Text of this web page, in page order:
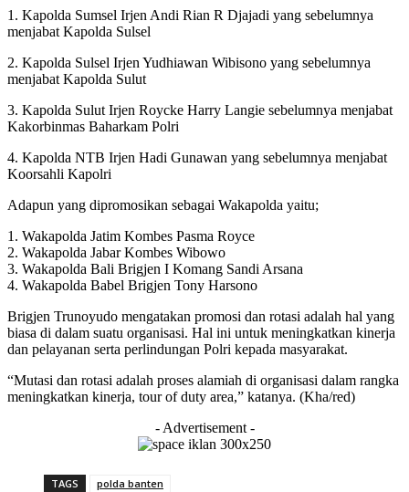
1. Kapolda Sumsel Irjen Andi Rian R Djajadi yang sebelumnya
menjabat Kapolda Sulsel
2. Kapolda Sulsel Irjen Yudhiawan Wibisono yang sebelumnya
menjabat Kapolda Sulut
3. Kapolda Sulut Irjen Roycke Harry Langie sebelumnya menjabat
Kakorbinmas Baharkam Polri
4. Kapolda NTB Irjen Hadi Gunawan yang sebelumnya menjabat
Koorsahli Kapolri
Adapun yang dipromosikan sebagai Wakapolda yaitu;
1. Wakapolda Jatim Kombes Pasma Royce
2. Wakapolda Jabar Kombes Wibowo
3. Wakapolda Bali Brigjen I Komang Sandi Arsana
4. Wakapolda Babel Brigjen Tony Harsono
Brigjen Trunoyudo mengatakan promosi dan rotasi adalah hal yang
biasa di dalam suatu organisasi. Hal ini untuk meningkatkan kinerja
dan pelayanan serta perlindungan Polri kepada masyarakat.
“Mutasi dan rotasi adalah proses alamiah di organisasi dalam rangka
meningkatkan kinerja, tour of duty area,” katanya. (Kha/red)
- Advertisement -
TAGS polda banten